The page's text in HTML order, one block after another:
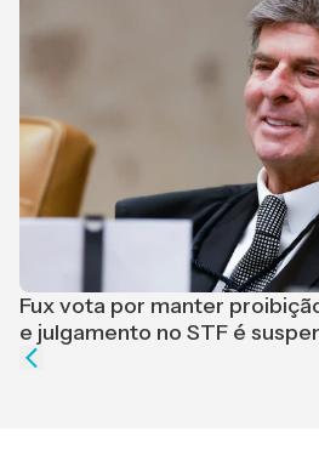
Fux vota por manter
e julgamento no STF é